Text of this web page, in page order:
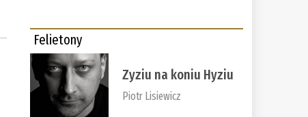
Felietony
Zyziu na koniu Hyziu
Piotr Lisiewicz